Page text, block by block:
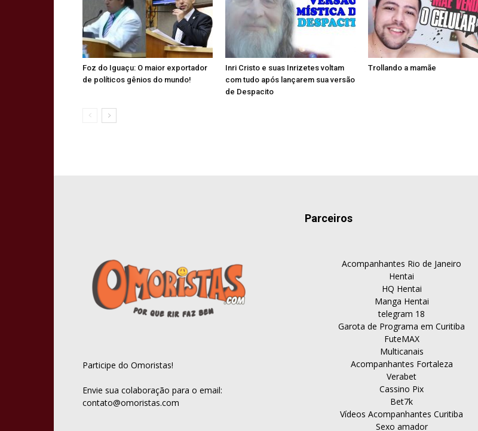
Foz do Iguaçu: O maior exportador
de políticos gênios do mundo!
Inri Cristo e suas Inrizetes voltam
com tudo após lançarem sua versão
de Despacito
Trollando a mamãe
Participe do Omoristas!
Envie sua colaboração para o email:
contato@omoristas.com
Parceiros
Acompanhantes Rio de Janeiro
Hentai
HQ Hentai
Manga Hentai
telegram 18
Garota de Programa em Curitiba
FuteMAX
Multicanais
Acompanhantes Fortaleza
Verabet
Cassino Pix
Bet7k
Vídeos Acompanhantes Curitiba
Sexo amador